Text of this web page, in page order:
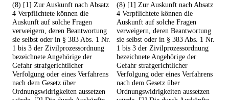
(8) [1] Zur Auskunft nach Absatz
4 Verpflichtete können die
Auskunft auf solche Fragen
verweigern, deren Beantwortung
sie selbst oder in § 383 Abs. 1 Nr.
1 bis 3 der Zivilprozessordnung
bezeichnete Angehörige der
Gefahr strafgerichtlicher
Verfolgung oder eines Verfahrens
nach dem Gesetz über
Ordnungswidrigkeiten aussetzen
(8) [1] Zur Auskunft nach Absatz
4 Verpflichtete können die
Auskunft auf solche Fragen
verweigern, deren Beantwortung
sie selbst oder in § 383 Abs. 1 Nr.
1 bis 3 der Zivilprozessordnung
bezeichnete Angehörige der
Gefahr strafgerichtlicher
Verfolgung oder eines Verfahrens
nach dem Gesetz über
Ordnungswidrigkeiten aussetzen